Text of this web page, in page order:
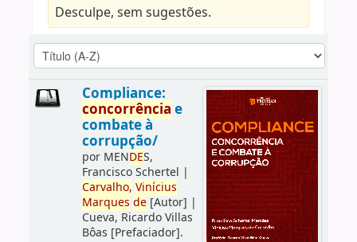
Desculpe, sem sugestões.
Compliance:
concorrência e
combate à
corrupção/
por MENDES,
Francisco Schertel |
Carvalho, Vinícius
Marques de[Autor] |
Cueva, Ricardo Villas
Bôas [Prefaciador].